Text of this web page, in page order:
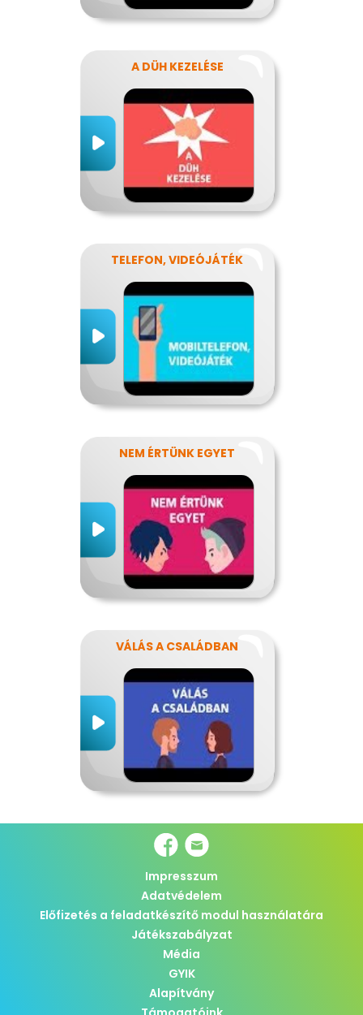
A DÜH KEZELÉSE
TELEFON, VIDEÓJÁTÉK
NEM ÉRTÜNK EGYET
VÁLÁS A CSALÁDBAN
Impresszum
Adatvédelem
Előfizetés a feladatkészítő modul használatára
Játékszabályzat
Média
GYIK
Alapítvány